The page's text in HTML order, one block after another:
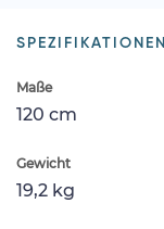
SPEZIFIKATIONEN
Maße
120 cm
Gewicht
19,2 kg